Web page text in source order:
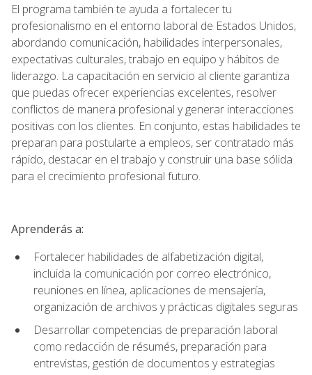
El programa también te ayuda a fortalecer tu
profesionalismo en el entorno laboral de Estados Unidos,
abordando comunicación, habilidades interpersonales,
expectativas culturales, trabajo en equipo y hábitos de
liderazgo. La capacitación en servicio al cliente garantiza
que puedas ofrecer experiencias excelentes, resolver
conflictos de manera profesional y generar interacciones
positivas con los clientes. En conjunto, estas habilidades te
preparan para postularte a empleos, ser contratado más
rápido, destacar en el trabajo y construir una base sólida
para el crecimiento profesional futuro.
Aprenderás a:
Fortalecer habilidades de alfabetización digital,
incluida la comunicación por correo electrónico,
reuniones en línea, aplicaciones de mensajería,
organización de archivos y prácticas digitales seguras
Desarrollar competencias de preparación laboral
como redacción de résumés, preparación para
entrevistas, gestión de documentos y estrategias